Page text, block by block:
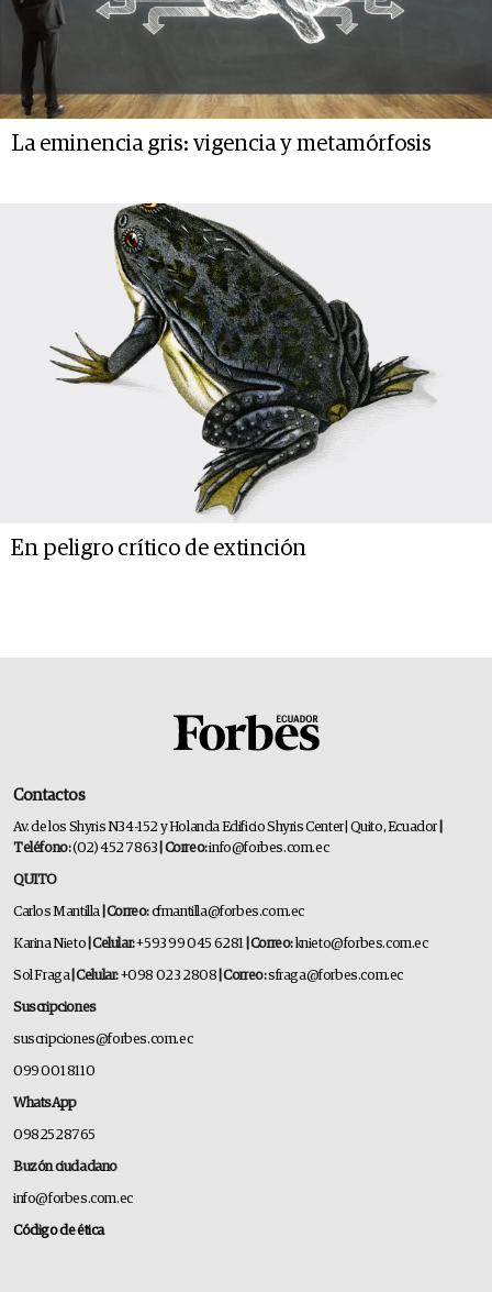
La eminencia gris: vigencia y metamórfosis
En peligro crítico de extinción
Contactos
Av. de los Shyris N34-152 y Holanda Edificio Shyris Center | Quito, Ecuador
Teléfono:(02) 452 7863 | Correo:info@forbes.com.ec
QUITO
Carlos Mantilla | Correo:cfmantilla@forbes.com.ec
Karina Nieto | Celular:+593 99 045 6281 | Correo:knieto@forbes.com.ec
Sol Fraga| Celular:+098 023 2808 | Correo:sfraga@forbes.com.ec
Suscripciones
suscripciones@forbes.com.ec
099 001 8110
WhatsApp
0982528765
Buzón ciudadano
info@forbes.com.ec
Código de ética